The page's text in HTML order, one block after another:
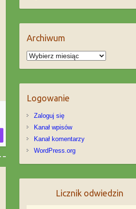
Archiwum
Archiwum
Logowanie
Zaloguj się
Kanał wpisów
Kanał komentarzy
WordPress.org
Licznik odwiedzin